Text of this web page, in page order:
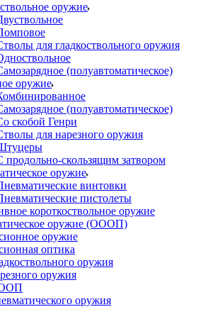
оружие
для гладкоствольного оружия
(полуавтоматическое)
оружие
(полуавтоматическое)
скобой Генри
для нарезного оружия
продольно-скользящим затвором
оружие
винтовки
пистолеты
короткоствольное оружие
оружие (ОООП)
оружие
оптика
оружия
оружия
оружия